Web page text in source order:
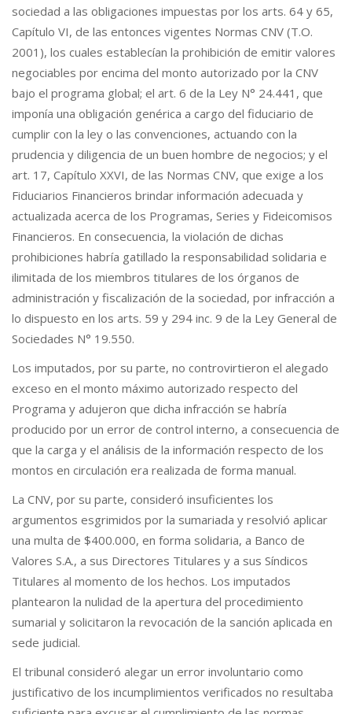
sociedad a las obligaciones impuestas por los arts. 64 y 65,
Capítulo VI, de las entonces vigentes Normas CNV (T.O.
2001), los cuales establecían la prohibición de emitir valores
negociables por encima del monto autorizado por la CNV
bajo el programa global; el art. 6 de la Ley N° 24.441, que
imponía una obligación genérica a cargo del fiduciario de
cumplir con la ley o las convenciones, actuando con la
prudencia y diligencia de un buen hombre de negocios; y el
art. 17, Capítulo XXVI, de las Normas CNV, que exige a los
Fiduciarios Financieros brindar información adecuada y
actualizada acerca de los Programas, Series y Fideicomisos
Financieros. En consecuencia, la violación de dichas
prohibiciones habría gatillado la responsabilidad solidaria e
ilimitada de los miembros titulares de los órganos de
administración y fiscalización de la sociedad, por infracción a
lo dispuesto en los arts. 59 y 294 inc. 9 de la Ley General de
Sociedades N° 19.550.
Los imputados, por su parte, no controvirtieron el alegado
exceso en el monto máximo autorizado respecto del
Programa y adujeron que dicha infracción se habría
producido por un error de control interno, a consecuencia de
que la carga y el análisis de la información respecto de los
montos en circulación era realizada de forma manual.
La CNV, por su parte, consideró insuficientes los
argumentos esgrimidos por la sumariada y resolvió aplicar
una multa de $400.000, en forma solidaria, a Banco de
Valores S.A., a sus Directores Titulares y a sus Síndicos
Titulares al momento de los hechos. Los imputados
plantearon la nulidad de la apertura del procedimiento
sumarial y solicitaron la revocación de la sanción aplicada en
sede judicial.
El tribunal consideró alegar un error involuntario como
justificativo de los incumplimientos verificados no resultaba